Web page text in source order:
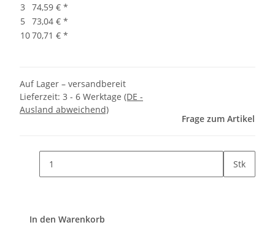
3
74,59 € *
5
73,04 € *
1070,71 € *
Auf Lager – versandbereit
Lieferzeit: 3 - 6 Werktage (DE -
Ausland abweichend)
Frage zum Artikel
Stk
In den Warenkorb